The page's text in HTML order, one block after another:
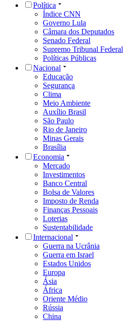
Política
Índice CNN
Governo Lula
Câmara dos Deputados
Senado Federal
Supremo Tribunal Federal
Políticas Públicas
Nacional
Educação
Segurança
Clima
Meio Ambiente
Auxílio Brasil
São Paulo
Rio de Janeiro
Minas Gerais
Brasília
Economia
Mercado
Investimentos
Banco Central
Bolsa de Valores
Imposto de Renda
Finanças Pessoais
Loterias
Sustentabilidade
Internacional
Guerra na Ucrânia
Guerra em Israel
Estados Unidos
Europa
Ásia
África
Oriente Médio
Rússia
China